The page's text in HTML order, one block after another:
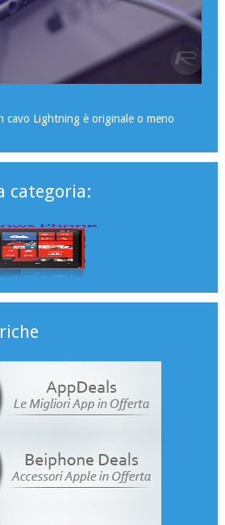
cavo Lightning è originale o meno
categoria: